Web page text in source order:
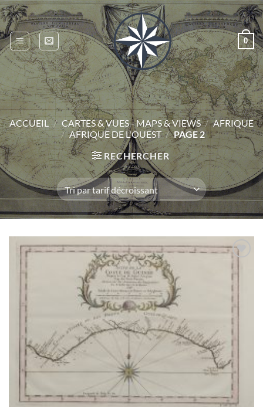
Passer
au
contenu
0
ACCUEIL / CARTES & VUES - MAPS & VIEWS / AFRIQUE
/ AFRIQUE DE L'OUEST / PAGE 2
RECHERCHER
Ajouter
à la
wishlist